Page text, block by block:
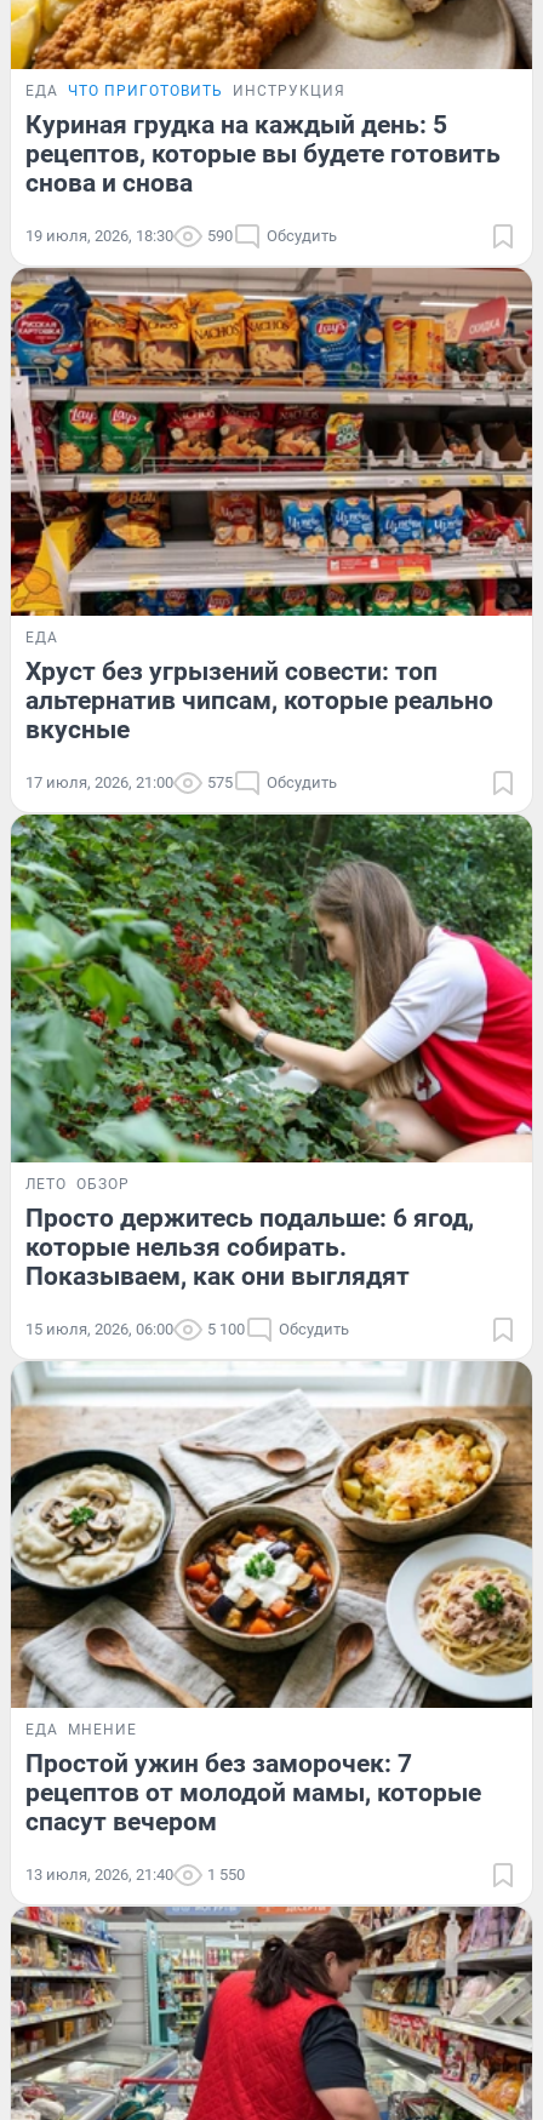
ЕДА ЧТО ПРИГОТОВИТЬ ИНСТРУКЦИЯ
Куриная грудка на каждый день: 5
рецептов, которые вы будете готовить
снова и снова
19 июля, 2026, 18:30 590 Обсудить
ЕДА
Хруст без угрызений совести: топ
альтернатив чипсам, которые реально
вкусные
17 июля, 2026, 21:00 575 Обсудить
ЛЕТО ОБЗОР
Просто держитесь подальше: 6 ягод,
которые нельзя собирать.
Показываем, как они выглядят
15 июля, 2026, 06:00 5 100 Обсудить
ЕДА МНЕНИЕ
Простой ужин без заморочек: 7
рецептов от молодой мамы, которые
спасут вечером
13 июля, 2026, 21:40 1 550